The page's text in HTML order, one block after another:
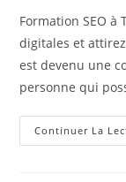
Formation SEO à
digitales et
est devenu une
personne qui
Continuer La